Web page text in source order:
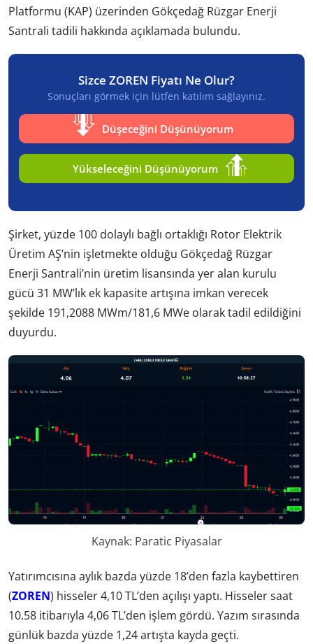
Platformu (KAP) üzerinden Gökçedağ Rüzgar Enerji
Santrali tadili hakkında açıklamada bulundu.
Sizce ZOREN Fiyatı Ne Olur?
Sonuçları görmek için lütfen katılım sağlayınız.
Düşeceğini Düşünüyorum
Yükseleceğini Düşünüyorum
Şirket, yüzde 100 dolaylı bağlı ortaklığı Rotor Elektrik
Üretim AŞ’nin işletmekte olduğu Gökçedağ Rüzgar
Enerji Santrali’nin üretim lisansında yer alan kurulu
gücü 31 MW’lık ek kapasite artışına imkan verecek
şekilde 191,2088 MWm/181,6 MWe olarak tadil edildiğini
duyurdu.
Kaynak: Paratic Piyasalar
Yatırımcısına aylık bazda yüzde 18’den fazla kaybettiren
(ZOREN) hisseler 4,10 TL’den açılışı yaptı. Hisseler saat
10.58 itibarıyla 4,06 TL’den işlem gördü. Yazım sırasında
günlük bazda yüzde 1,24 artışta kayda geçti.